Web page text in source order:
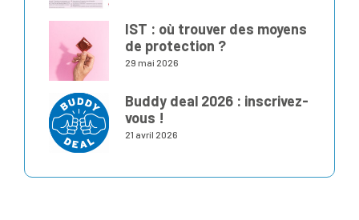
IST : où trouver des moyens
de protection ?
29 mai 2026
Buddy deal 2026 : inscrivez-
vous !
21 avril 2026